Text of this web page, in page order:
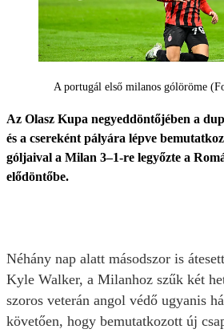
A portugál első milanos gólöröme
Az Olasz Kupa negyeddöntőjében a
és a csereként pályára lépve
góljaival a Milan 3–1-re legyőzte a
elődöntőbe.
Néhány nap alatt másodszor is
Kyle Walker, a Milanhoz szűk két
szoros veterán angol védő ugyanis
követően, hogy bemutatkozott új